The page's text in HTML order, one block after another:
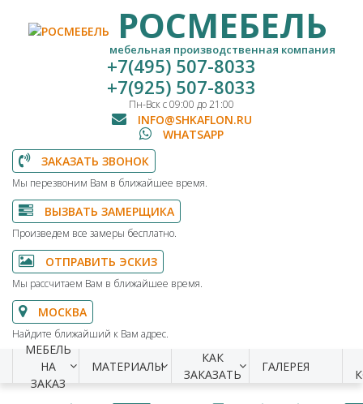
РОСМЕБЕЛЬ
мебельная производственная компания
+7(495) 507-8033
+7(925) 507-8033
Пн-Вск с 09:00 до 21:00
INFO@SHKAFLON.RU
WHATSAPP
ЗАКАЗАТЬ ЗВОНОК
Мы перезвоним Вам в ближайшее время.
ВЫЗВАТЬ ЗАМЕРЩИКА
Произведем все замеры бесплатно.
ОТПРАВИТЬ ЭСКИЗ
Мы рассчитаем Вам в ближайшее время.
МОСКВА
Найдите ближайший к Вам адрес.
МЕБЕЛЬ
НА
ЗАКАЗ
МАТЕРИАЛЫ
КАК
ЗАКАЗАТЬ
ГАЛЕРЕЯ